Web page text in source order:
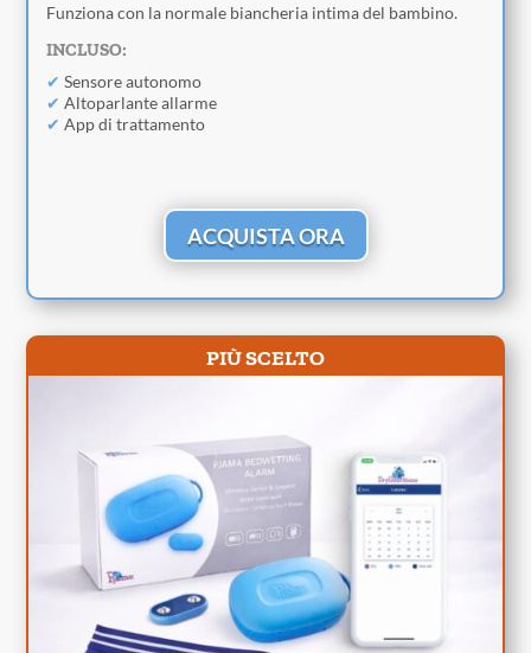
Funziona con la normale biancheria intima del bambino.
INCLUSO:
✔ Sensore autonomo
✔ Altoparlante allarme
✔ App di trattamento
ACQUISTA ORA
PIÙ SCELTO